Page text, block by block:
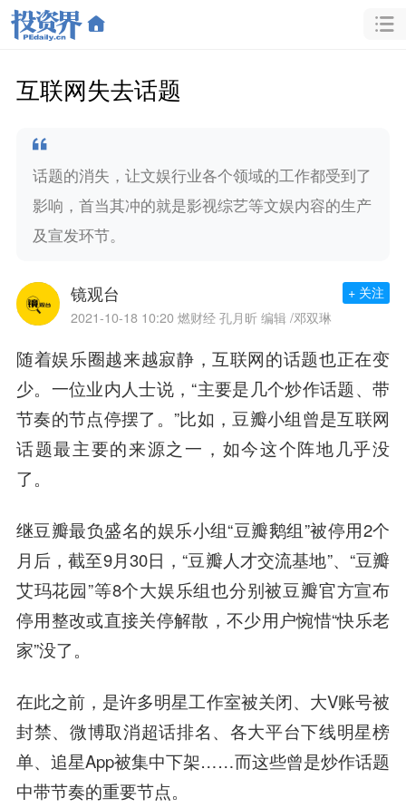
互联网失去话题
话题的消失，让文娱行业各个领域的工作都受到了
影响，首当其冲的就是影视综艺等文娱内容的生产
及宣发环节。
镜观台
2021-10-18 10:20 燃财经 孔月昕 编辑 /邓双琳
+ 关注
随着娱乐圈越来越寂静，互联网的话题也正在变
少。一位业内人士说，“主要是几个炒作话题、带
节奏的节点停摆了。”比如，豆瓣小组曾是互联网
话题最主要的来源之一，如今这个阵地几乎没
了。
继豆瓣最负盛名的娱乐小组“豆瓣鹅组”被停用2个
月后，截至9月30日，“豆瓣人才交流基地”、“豆瓣
艾玛花园”等8个大娱乐组也分别被豆瓣官方宣布
停用整改或直接关停解散，不少用户惋惜“快乐老
家”没了。
在此之前，是许多明星工作室被关闭、大V账号被
封禁、微博取消超话排名、各大平台下线明星榜
单、追星App被集中下架……而这些曾是炒作话题
中带节奏的重要节点。